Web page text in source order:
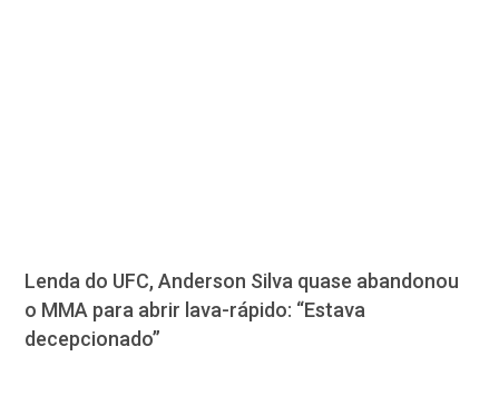
Lenda do UFC, Anderson Silva quase abandonou
o MMA para abrir lava-rápido: “Estava
decepcionado”